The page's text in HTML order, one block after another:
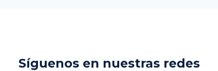
Síguenos en nuestras redes